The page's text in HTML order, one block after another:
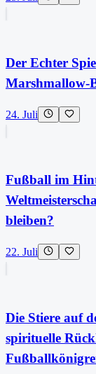
Der Echter
Marshmallow-
24. Juli
Fußball im
bleiben?
22. Juli
Die Stiere auf
spirituelle